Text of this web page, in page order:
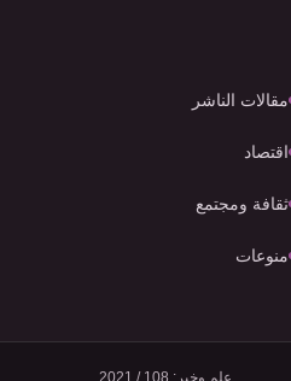
مقالات الناشر
اقتصاد
ثقافة ومجتمع
منوعات